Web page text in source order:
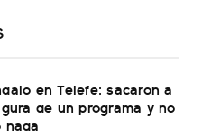
en Telefe: sacaron a
de un programa y no
nada